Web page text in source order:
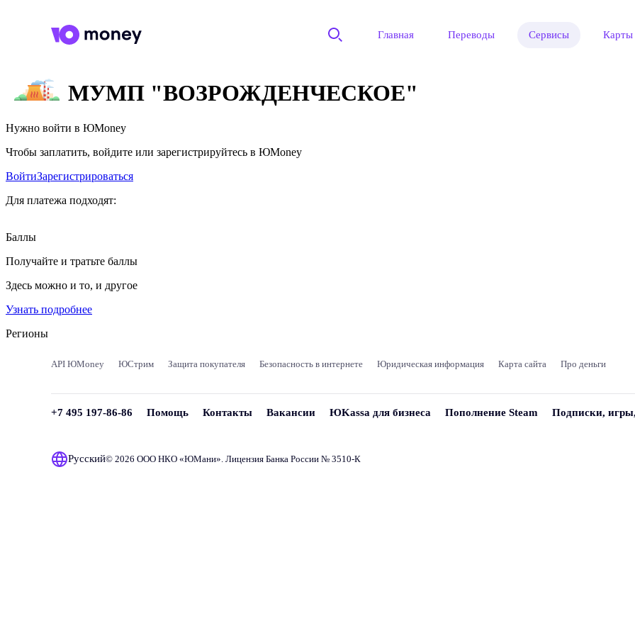
Главная Переводы Сервисы Карты
МУМП "ВОЗРОЖДЕНЧЕСКОЕ"
Нужно войти в ЮMoney
Чтобы заплатить, войдите или зарегистрируйтесь в ЮMoney
ВойтиЗарегистрироваться
Для платежа подходят:
Баллы
Получайте и тратьте баллы
Здесь можно и то, и другое
Узнать подробнее
Регионы
API ЮMoney ЮСтрим Защита покупателя Безопасность в интернете Юридическая информация Карта сайта Про деньги
+7 495 197-86-86 Помощь Контакты Вакансии ЮKassa для бизнеса Пополнение Steam Подписки,
Русский© 2026 ООО НКО «ЮМани». Лицензия Банка России № 3510‑К